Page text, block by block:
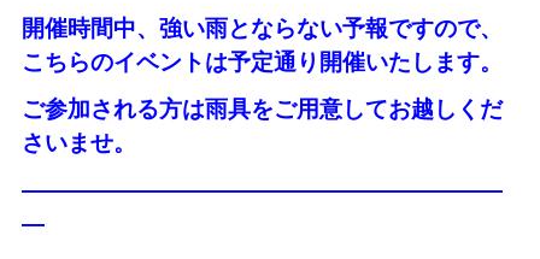
開催時間中、強い雨とならない予報ですので、
こちらのイベントは予定通り開催いたします。
ご参加される方は雨具をご用意してお越しくだ
さいませ。
―――――――――――――――――――――
―